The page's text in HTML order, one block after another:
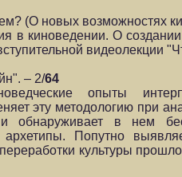
(О новых возможностях
в киноведении. О
видеолекции
– 2/64
опыты
эту методологию при
в нем
Попутно
культуры